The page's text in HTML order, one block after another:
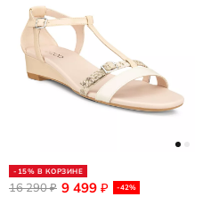
-15% В КОРЗИНЕ
9 499 ₽ -42%
16 290₽